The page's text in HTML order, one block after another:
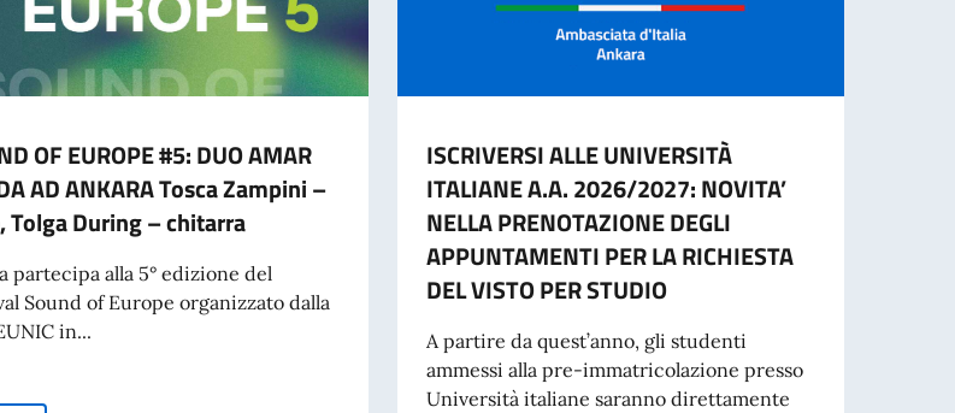
OF EUROPE #5: DUO AMAR
AD ANKARA Tosca Zampini –
Tolga During – chitarra
partecipa alla 5° edizione del
Sound of Europe organizzato dalla
in...
ISCRIVERSI ALLE UNIVERSITÀ
ITALIANE A.A. 2026/2027: NOVITA’
NELLA PRENOTAZIONE DEGLI
APPUNTAMENTI PER LA RICHIESTA
DEL VISTO PER STUDIO
A partire da quest’anno, gli studenti
ammessi alla pre-immatricolazione presso
Università italiane saranno direttamente